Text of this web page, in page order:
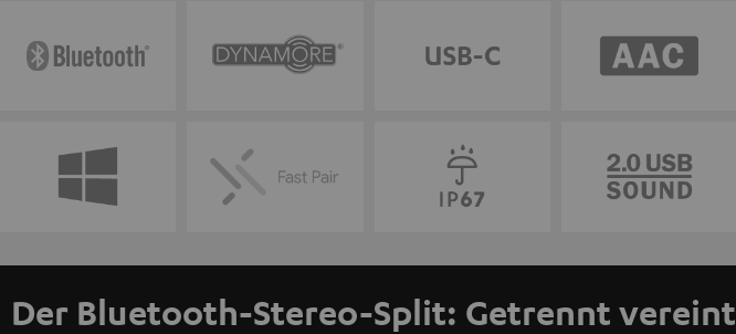
Der Bluetooth-Stereo-Split: Getrennt vereint